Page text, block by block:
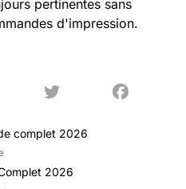
pertinentes sans
d'impression.
complet 2026
2026